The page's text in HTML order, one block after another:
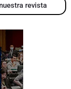
revista